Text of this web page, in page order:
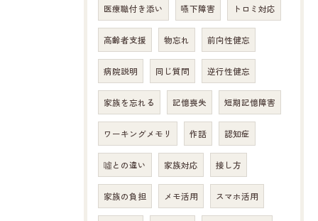
医療職付き添い 嚥下障害 トロミ対応
高齢者支援 物忘れ 前向性健忘
病院説明 同じ質問 逆行性健忘
家族を忘れる 記憶喪失 短期記憶障害
ワーキングメモリ 作話 認知症
噓との違い 家族対応 接し方
家族の負担 メモ活用 スマホ活用